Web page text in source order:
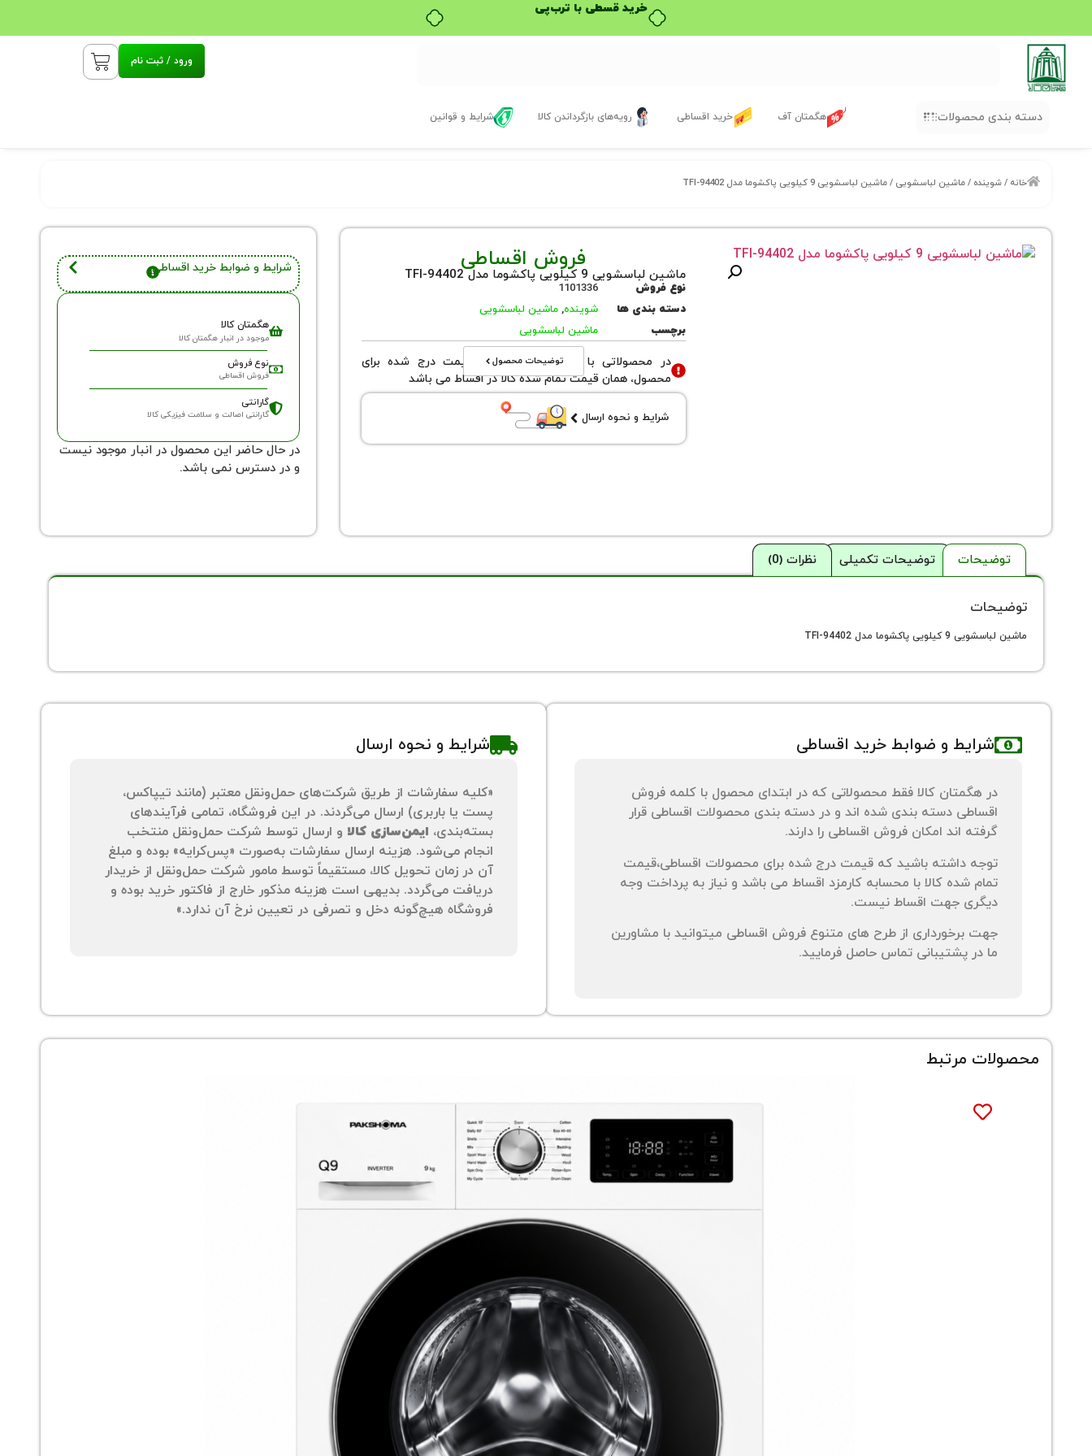
خرید قسطی با ترب‌پی
ورود / ثبت نام
دسته بندی محصولات هگمتان آف خرید اقساطی رویه‌های بازگرداندن کالا شرایط و قوانین
خانه /شوینده /ماشین لباسشویی / ماشین لباسشویی 9 کیلویی پاکشوما مدل TFI-94402
فروش اقساطی
ماشین لباسشویی 9 کیلویی پاکشوما مدل TFI-94402
نوع فروش
1101336
دسته بندی ها
شوینده,ماشین لباسشویی
برچسب
ماشین لباسشویی
توضیحات محصول
در محصولاتی با نوع فروش اقساطی قیمت درج شده برای
محصول، همان قیمت تمام شده کالا در اقساط می باشد
شرایط و نحوه ارسال
شرایط و ضوابط خرید اقساطی
هگمتان کالا
موجود در انبار هگمتان کالا
نوع فروش
فروش اقساطی
گارانتی
گارانتی اصالت و سلامت فیزیکی کالا
در حال حاضر این محصول در انبار موجود نیست
و در دسترس نمی باشد.
توضیحات توضیحات تکمیلی نظرات (0)
توضیحات
ماشین لباسشویی 9 کیلویی پاکشوما مدل TFI-94402
شرایط و ضوابط خرید اقساطی
در هگمتان کالا فقط محصولاتی که در ابتدای محصول با کلمه فروش
اقساطی دسته بندی شده اند و در دسته بندی محصولات اقساطی قرار
گرفته اند امکان فروش اقساطی را دارند.
توجه داشته باشید که قیمت درج شده برای محصولات اقساطی،قیمت
تمام شده کالا با محسابه کارمزد اقساط می باشد و نیاز به پرداخت وجه
دیگری جهت اقساط نیست.
جهت برخورداری از طرح های متنوع فروش اقساطی میتوانید با مشاورین
ما در پشتیبانی تماس حاصل فرمایید.
شرایط و نحوه ارسال
«کلیه سفارشات از طریق شرکت‌های حمل‌ونقل معتبر (مانند تیپاکس،
پست یا باربری) ارسال می‌گردند. در این فروشگاه، تمامی فرآیندهای
بسته‌بندی، ایمن‌سازی کالا و ارسال توسط شرکت حمل‌ونقل منتخب
انجام می‌شود. هزینه ارسال سفارشات به‌صورت «پس‌کرایه» بوده و مبلغ
آن در زمان تحویل کالا، مستقیماً توسط مامور شرکت حمل‌ونقل از خریدار
دریافت می‌گردد. بدیهی است هزینه مذکور خارج از فاکتور خرید بوده و
فروشگاه هیچ‌گونه دخل و تصرفی در تعیین نرخ آن ندارد.»
محصولات مرتبط